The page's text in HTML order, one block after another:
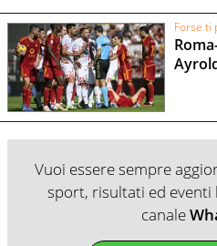
Forse ti
Vuoi essere sempre
sport, risultati ed eventi
canale